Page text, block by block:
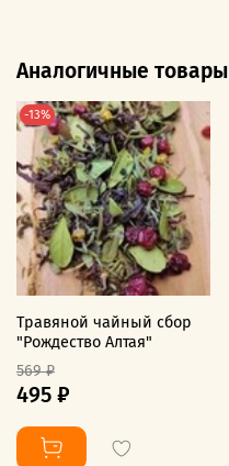
Аналогичные товары
-13%
Травяной чайный сбор
"Рождество Алтая"
569 ₽
495 ₽